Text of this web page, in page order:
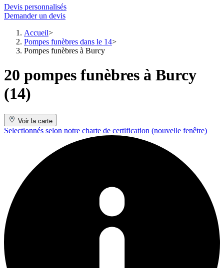
Devis personnalisés
Demander un devis
Accueil
Pompes funèbres dans le 14
Pompes funèbres à Burcy
20 pompes funèbres à Burcy
(14)
Voir la carte
Selectionnés selon notre charte de certification (nouvelle fenêtre)